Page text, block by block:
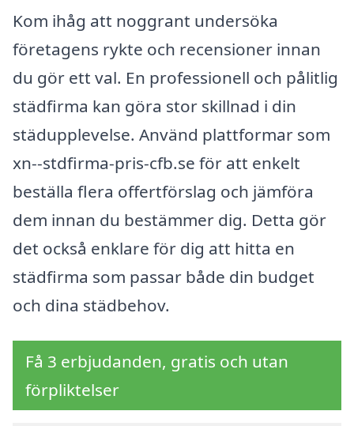
Kom ihåg att noggrant undersöka
företagens rykte och recensioner innan
du gör ett val. En professionell och pålitlig
städfirma kan göra stor skillnad i din
städupplevelse. Använd plattformar som
xn--stdfirma-pris-cfb.se för att enkelt
beställa flera offertförslag och jämföra
dem innan du bestämmer dig. Detta gör
det också enklare för dig att hitta en
städfirma som passar både din budget
och dina städbehov.
Få 3 erbjudanden, gratis och utan
förpliktelser